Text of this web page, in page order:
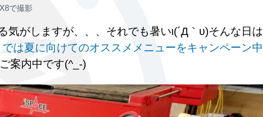
で撮影
がしますが、、、それでも暑いι(´Д｀υ)そんな日は
では夏に向けてのオススメメニューをキャンペーン中
案内中です(^_-)